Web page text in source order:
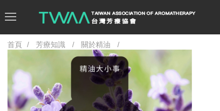
首頁 芳療知識 關於精油